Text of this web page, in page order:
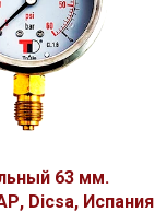
63 мм.
Dicsa, Испания